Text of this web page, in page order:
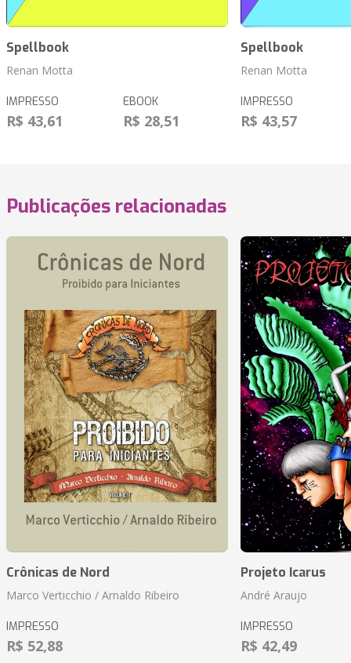
Spellbook
Renan Motta
IMPRESSO
R$ 43,61
EBOOK
R$ 28,51
Spellbook
Renan Motta
IMPRESSO
R$ 43,57
Publicações relacionadas
Crônicas de Nord
Marco Verticchio / Arnaldo Ribeiro
IMPRESSO
R$ 52,88
Projeto Icarus
André Araujo
IMPRESSO
R$ 42,49